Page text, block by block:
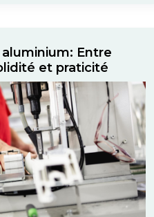
Entre
et praticité